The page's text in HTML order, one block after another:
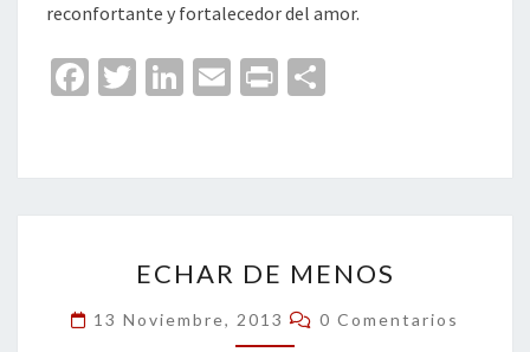
reconfortante y fortalecedor del amor.
Fa
o
o
T
er
Li
dI
n
E
l
Pr
p
ar
tir
DE
MENOS
ECHAR DE MENOS
13 Noviembre, 2013 Comentarios
0 Comentarios